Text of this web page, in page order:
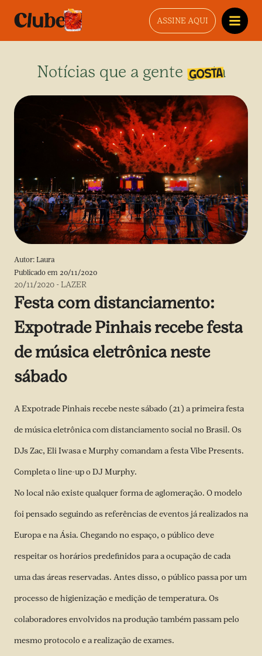
ASSINE AQUI
Notícias que a gente gosta
Autor: Laura
Publicado em 20/11/2020
20/11/2020 -LAZER
Festa com distanciamento:
Expotrade Pinhais recebe festa
de música eletrônica neste
sábado
A Expotrade Pinhais recebe neste sábado (21) a primeira festa
de música eletrônica com distanciamento social no Brasil. Os
DJs Zac, Eli Iwasa e Murphy comandam a festa Vibe Presents.
Completa o line-up o DJ Murphy.
No local não existe qualquer forma de aglomeração. O modelo
foi pensado seguindo as referências de eventos já realizados na
Europa e na Ásia. Chegando no espaço, o público deve
respeitar os horários predefinidos para a ocupação de cada
uma das áreas reservadas. Antes disso, o público passa por um
processo de higienização e medição de temperatura. Os
colaboradores envolvidos na produção também passam pelo
mesmo protocolo e a realização de exames.